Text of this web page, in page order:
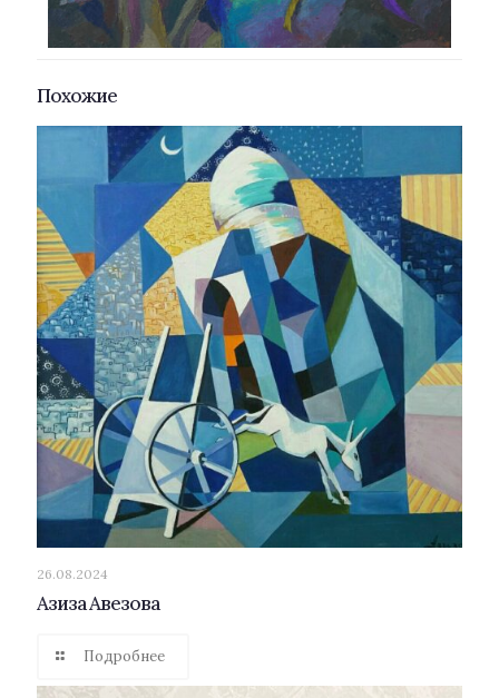
Похожие
26.08.2024
Азиза Авезова
Подробнее